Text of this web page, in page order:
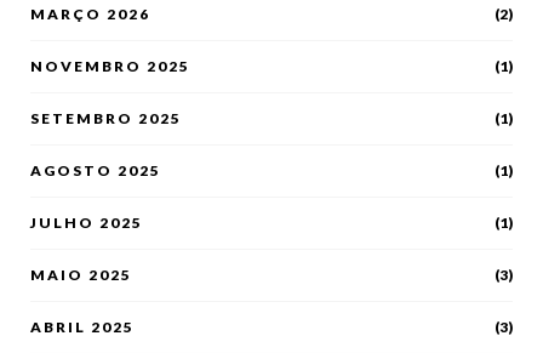
MARÇO 2026 (2)
NOVEMBRO 2025 (1)
SETEMBRO 2025 (1)
AGOSTO 2025 (1)
JULHO 2025 (1)
MAIO 2025 (3)
ABRIL 2025 (3)